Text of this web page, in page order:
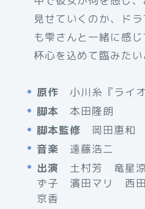
見せていくのか、ド
も雫さんと一緒に感
杯心を込めて臨みたい
原作 小川糸『ライ
脚本 本田隆朗
脚本監修 岡田惠和
音楽 遠藤浩二
出演 土村芳 竜星
ず子 濱田マリ 西
京香